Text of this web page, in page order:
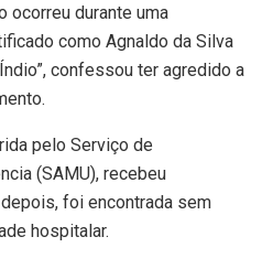
ocorreu durante uma
como Agnaldo da Silva
confessou ter agredido a
pelo Serviço de
(SAMU), recebeu
foi encontrada sem
hospitalar.